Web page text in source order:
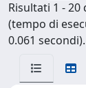
Risultati 1 - 20
(tempo di
0.061 secondi).